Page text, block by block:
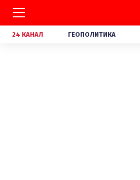
24 КАНАЛ ГЕОПОЛИТИКА